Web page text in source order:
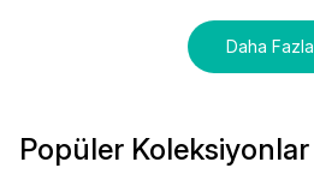
Daha Fazla
Popüler Koleksiyonlar